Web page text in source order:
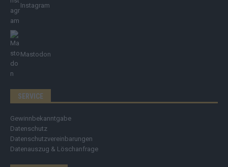
Instagram
Mastodon
SERVICE
Gewinnbekanntgabe
Datenschutz
Datenschutzvereinbarungen
Datenauszug & Löschanfrage